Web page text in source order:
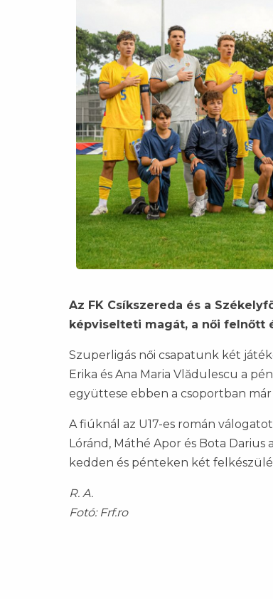
Az FK Csíkszereda és a
képviselteti magát, a női felnőtt
Szuperligás női csapatunk két
Erika és Ana Maria Vlădulescu a
együttese ebben a csoportban
A fiúknál az U17-es román
Lóránd, Máthé Apor és Bota
kedden és pénteken két
R. A.
Fotó: Frf.ro